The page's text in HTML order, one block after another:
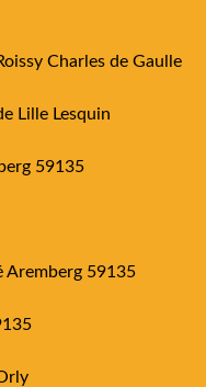
Charles de Gaulle
Lille Lesquin
59135
Aremberg 59135